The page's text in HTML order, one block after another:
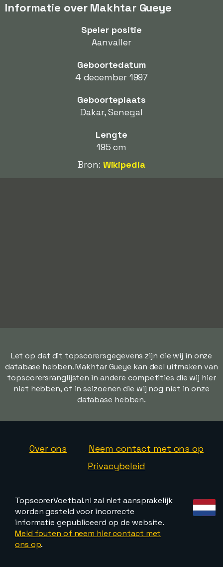
Informatie over Makhtar Gueye
Speler positie
Aanvaller
Geboortedatum
4 december 1997
Geboorteplaats
Dakar, Senegal
Lengte
195 cm
Bron: Wikipedia
Let op dat dit topscorersgegevens zijn die wij in onze
database hebben. Makhtar Gueye kan deel uitmaken van
topscorersranglijsten in andere competities die wij hier
niet hebben, of in seizoenen die wij nog niet in onze
database hebben.
Over ons
Neem contact met ons op
Privacybeleid
TopscorerVoetbal.nl zal niet aansprakelijk
worden gesteld voor incorrecte
informatie gepubliceerd op de website.
Meld fouten of neem hier contact met
ons op.